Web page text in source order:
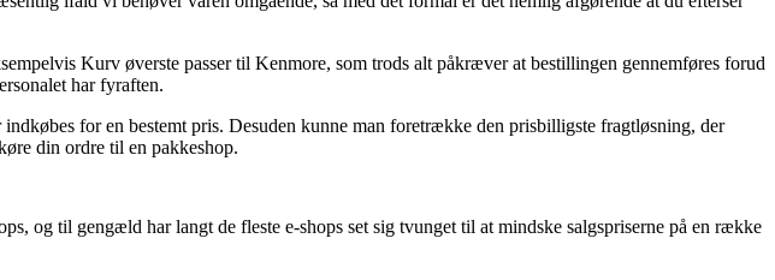
Kurv øverste passer til Kenmore, som trods alt påkræver at bestillingen gennemføres forud
har fyraften.
for en bestemt pris. Desuden kunne man foretrække den prisbilligste fragtløsning, der
din ordre til en pakkeshop.
og til gengæld har langt de fleste e-shops set sig tvunget til at mindske salgspriserne på en række